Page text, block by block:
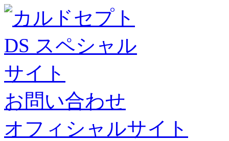
お問い合わせ
オフィシャルサイト